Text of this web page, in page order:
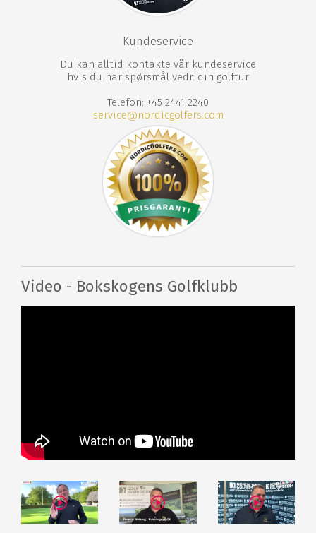
Kundeservice
Du kan alltid kontakte vår kundeservice
hvis du har spørsmål vedr. din golftur
Telefon: +45 2441 2240
service@nordicgolfers.com
Video - Bokskogens Golfklubb